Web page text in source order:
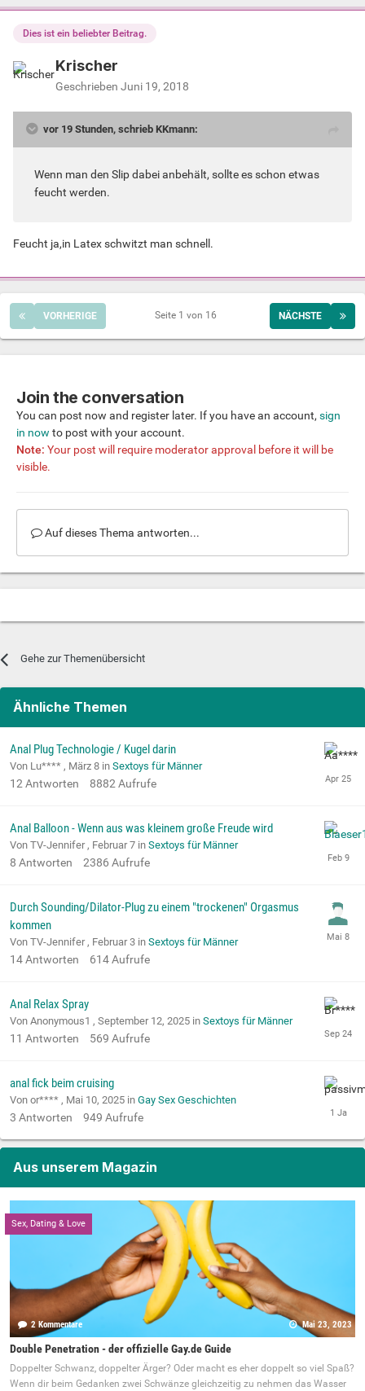
Dies ist ein beliebter Beitrag.
Krischer
Geschrieben Juni 19, 2018
vor 19 Stunden, schrieb KKmann:
Wenn man den Slip dabei anbehält, sollte es schon etwas
feucht werden.
Feucht ja,in Latex schwitzt man schnell.
VORHERIGE NÄCHSTE
Seite 1 von 16
Join the conversation
You can post now and register later. If you have an account, sign
in now to post with your account.
Note: Your post will require moderator approval before it will be
visible.
Auf dieses Thema antworten...
Gehe zur Themenübersicht
Ähnliche Themen
Anal Plug Technologie / Kugel darin
Von Lu**** , März 8 in Sextoys für Männer
12Antworten 8882Aufrufe
Anal Balloon - Wenn aus was kleinem große Freude wird
Von TV-Jennifer , Februar 7 in Sextoys für Männer
8 Antworten 2386 Aufrufe
Durch Sounding/Dilator-Plug zu einem "trockenen" Orgasmus
kommen
Von TV-Jennifer , Februar 3 in Sextoys für Männer
14Antworten 614Aufrufe
Anal Relax Spray
Von Anonymous1 , September 12, 2025 in Sextoys für Männer
11 Antworten 569 Aufrufe
anal fick beim cruising
Von or**** , Mai 10, 2025 in Gay Sex Geschichten
3 Antworten 949 Aufrufe
Aus unserem Magazin
Sex, Dating & Love
2 Kommentare Mai 23, 2023
Double Penetration - der offizielle Gay.de Guide
Doppelter Schwanz, doppelter Ärger? Oder macht es eher doppelt so viel Spaß?
Wenn dir beim Gedanken zwei Schwänze gleichzeitig zu nehmen das Wasser